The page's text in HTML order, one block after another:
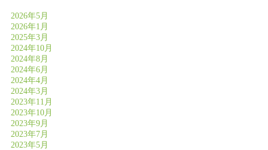
2026年5月
2026年1月
2025年3月
2024年10月
2024年8月
2024年6月
2024年4月
2024年3月
2023年11月
2023年10月
2023年9月
2023年7月
2023年5月